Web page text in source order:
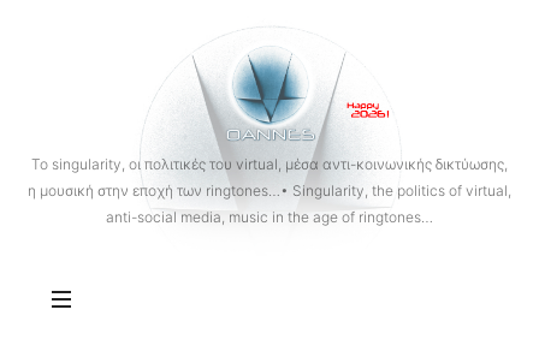
OANNES
To singularity, οι πολιτικές του virtual, μέσα αντι-κοινωνικής δικτύωσης,
η μουσική στην εποχή των ringtones…• Singularity, the politics of virtual,
anti-social media, music in the age of ringtones…